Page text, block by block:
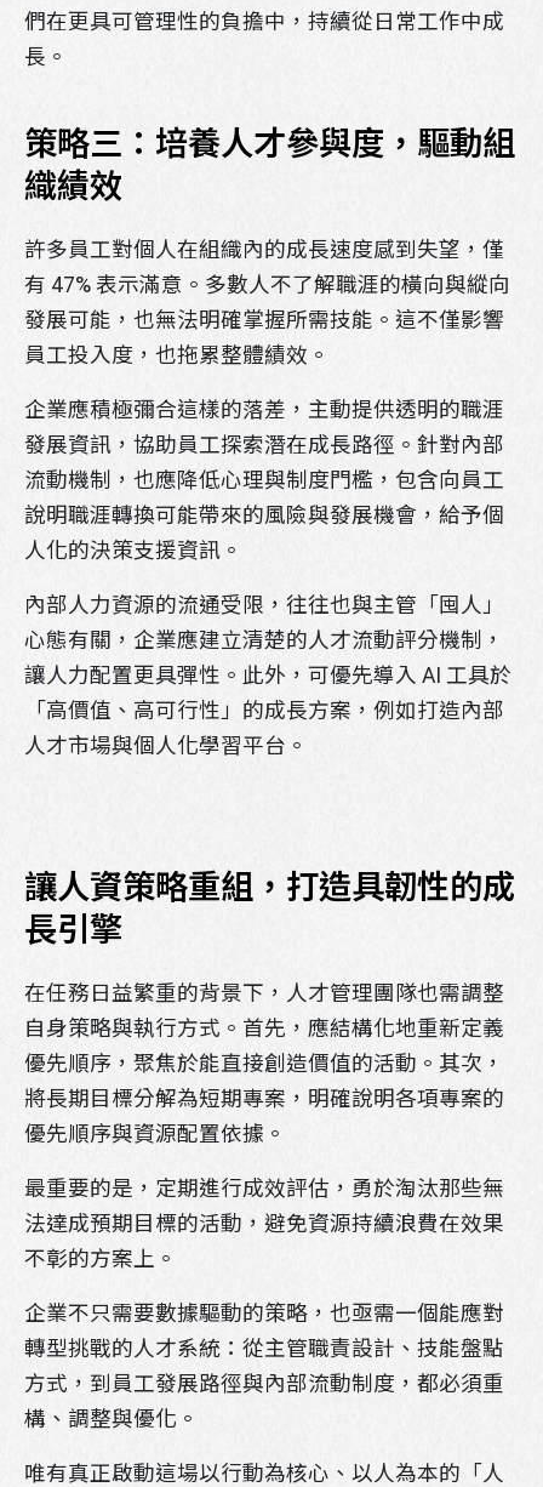
們在更具可管理性的負擔中，持續從日常工作中成
長。
策略三：培養人才參與度，驅動組
織績效
許多員工對個人在組織內的成長速度感到失望，僅
有 47% 表示滿意。多數人不了解職涯的橫向與縱向
發展可能，也無法明確掌握所需技能。這不僅影響
員工投入度，也拖累整體績效。
企業應積極彌合這樣的落差，主動提供透明的職涯
發展資訊，協助員工探索潛在成長路徑。針對內部
流動機制，也應降低心理與制度門檻，包含向員工
說明職涯轉換可能帶來的風險與發展機會，給予個
人化的決策支援資訊。
內部人力資源的流通受限，往往也與主管「囤人」
心態有關，企業應建立清楚的人才流動評分機制，
讓人力配置更具彈性。此外，可優先導入 AI 工具於
「高價值、高可行性」的成長方案，例如打造內部
人才市場與個人化學習平台。
讓人資策略重組，打造具韌性的成
長引擎
在任務日益繁重的背景下，人才管理團隊也需調整
自身策略與執行方式。首先，應結構化地重新定義
優先順序，聚焦於能直接創造價值的活動。其次，
將長期目標分解為短期專案，明確說明各項專案的
優先順序與資源配置依據。
最重要的是，定期進行成效評估，勇於淘汰那些無
法達成預期目標的活動，避免資源持續浪費在效果
不彰的方案上。
企業不只需要數據驅動的策略，也亟需一個能應對
轉型挑戰的人才系統：從主管職責設計、技能盤點
方式，到員工發展路徑與內部流動制度，都必須重
構、調整與優化。
唯有真正啟動這場以行動為核心、以人為本的「人